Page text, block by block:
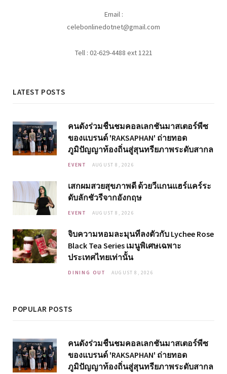
Email :
celebonlinedotnet@gmail.com
Tell : 02-629-4488 ext 1221
LATEST POSTS
คนดังร่วมชื่นชมคอลเลกชันมาสเตอร์พีซ
ของแบรนด์ 'RAKSAPHAN' ถ่ายทอด
ภูมิปัญญาท้องถิ่นสู่สุนทรียภาพระดับสากล
EVENT AUGUST 8, 2026
เสกผมสวยสุขภาพดี ด้วยวีแกนแฮร์แคร์ระ
ดับลักชัวรีจากอังกฤษ
EVENT AUGUST 8, 2026
จิบความหอมละมุนที่ลงตัวกับ Lychee Rose
Black Tea Series เมนูพิเศษเฉพาะ
ประเทศไทยเท่านั้น
DINING OUT AUGUST 8, 2026
POPULAR POSTS
คนดังร่วมชื่นชมคอลเลกชันมาสเตอร์พีซ
ของแบรนด์ 'RAKSAPHAN' ถ่ายทอด
ภูมิปัญญาท้องถิ่นสู่สุนทรียภาพระดับสากล